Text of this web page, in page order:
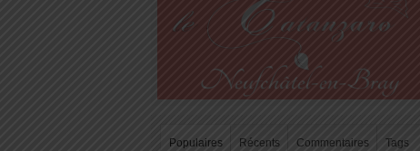
Populaires Récents Commentaires Tags